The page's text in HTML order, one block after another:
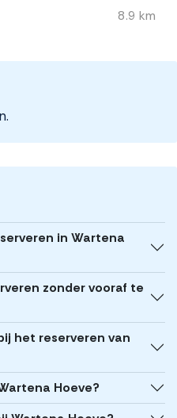
8.9 km
in Wartena
zonder vooraf te
het reserveren van
Hoeve?